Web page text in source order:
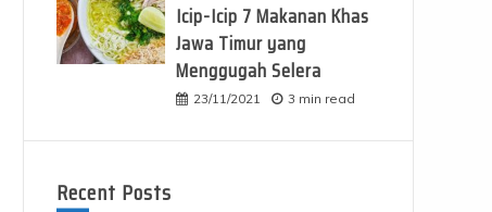
Icip-Icip 7 Makanan Khas
Jawa Timur yang
Menggugah Selera
23/11/2021 3 min read
Recent Posts